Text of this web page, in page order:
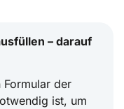
– darauf
Formular der
ist, um